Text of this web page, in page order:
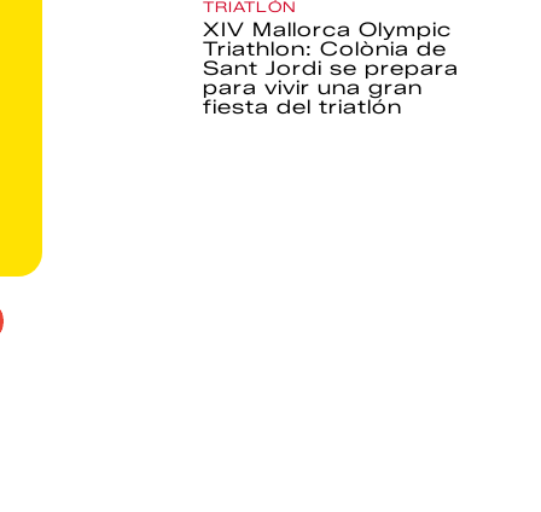
TRIATLÓN
XIV Mallorca Olympic
Triathlon: Colònia de
Sant Jordi se prepara
para vivir una gran
fiesta del triatlón